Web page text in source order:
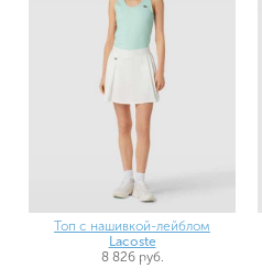
Топ с нашивкой-лейблом
Lacoste
8 826 руб.